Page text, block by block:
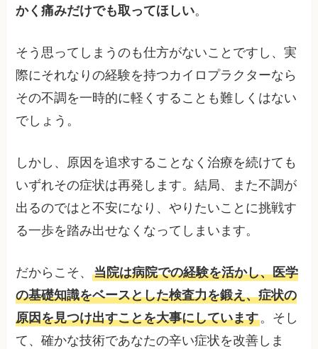
かく痛みだけでも取ってほしい。
そう思ってしまうのも仕方がないことですし、実
際にそれなりの経験を持つカイロプラクターなら
その不調を一時的に軽くすることも難しくはない
でしょう。
しかし、原因を追求することなく治療を続けても
いずれその症状は再発します。結局、また不調が
出るのではと不安になり、やりたいことに挑戦す
る一歩を踏み出せなくなってしまいます。
だからこそ、当院は病院での経験を活かし、医学
の基礎知識をベースとした検査力を鍛え、症状の
原因を見つけ出すことを大事にしています。そし
て、確かな技術であなたの辛い症状を改善しま